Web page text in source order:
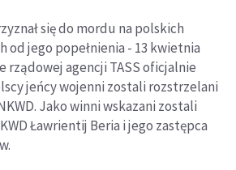
się do mordu na polskich
od jego popełnienia - 13 kwietnia
rządowej agencji TASS oficjalnie
jeńcy wojenni zostali rozstrzelani
Jako winni wskazani zostali
Ławrientij Beria i jego zastępca